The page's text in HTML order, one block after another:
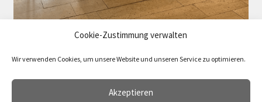
Cookie-Zustimmung verwalten
Wir verwenden Cookies, um unsere Website und unseren Service zu optimieren.
Akzeptieren